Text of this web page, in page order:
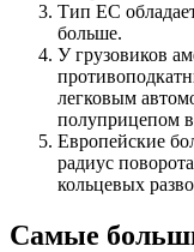
Тип ЕС
больше.
У грузовиков
легковым
полуприцепом
Европейские
радиус
кольцевых
Самые